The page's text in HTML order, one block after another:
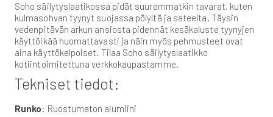
Soho säilytyslaatikossa pidät suuremmatkin tavarat, kuten
kulmasohvan tyynyt suojassa pölyltä ja sateelta. Täysin
vedenpitävän arkun ansiosta pidennät kesäkaluste tyynyjen
käyttöikää huomattavasti ja näin myös pehmusteet ovat
aina käyttökelpoiset. Tilaa Soho säilytyslaatikko
kotiintoimitettuna verkkokaupastamme.
Tekniset tiedot:
Runko: Ruostumaton alumiini